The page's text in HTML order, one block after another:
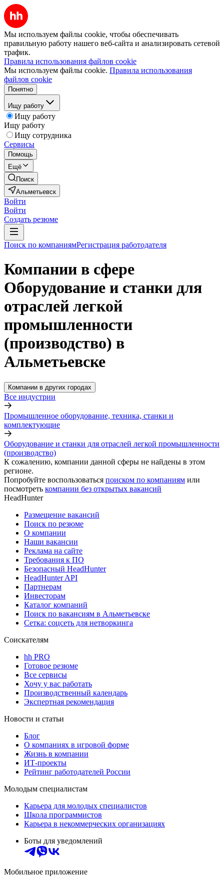
Мы используем файлы cookie, чтобы обеспечивать
правильную работу нашего веб-сайта и анализировать сетевой
трафик.
Правила использования файлов cookie
Мы используем файлы cookie. Правила использования
файлов cookie
Понятно
Ищу работу
Ищу работу
Ищу работу
Ищу сотрудника
Сервисы
Помощь
Ещё
Поиск
Альметьевск
Войти
Войти
Создать резюме
Поиск по компаниямРегистрация работодателя
Компании в сфере
Оборудование и станки для
отраслей легкой
промышленности
(производство) в
Альметьевске
Компании в других городах
Все индустрии
Промышленное оборудование, техника, станки и
комплектующие
Оборудование и станки для отраслей легкой промышленности
(производство)
К сожалению, компании данной сферы не найдены в этом
регионе.
Попробуйте воспользоваться поиском по компаниям или
посмотреть компании без открытых вакансий
HeadHunter
Размещение вакансий
Поиск по резюме
О компании
Наши вакансии
Реклама на сайте
Требования к ПО
Безопасный HeadHunter
HeadHunter API
Партнерам
Инвесторам
Каталог компаний
Поиск по вакансиям в Альметьевске
Сетка: соцсеть для нетворкинга
Соискателям
hh PRO
Готовое резюме
Все сервисы
Хочу у вас работать
Производственный календарь
Экспертная рекомендация
Новости и статьи
Блог
О компаниях в игровой форме
Жизнь в компании
ИТ-проекты
Рейтинг работодателей России
Молодым специалистам
Карьера для молодых специалистов
Школа программистов
Карьера в некоммерческих организациях
Боты для уведомлений
Мобильное приложение